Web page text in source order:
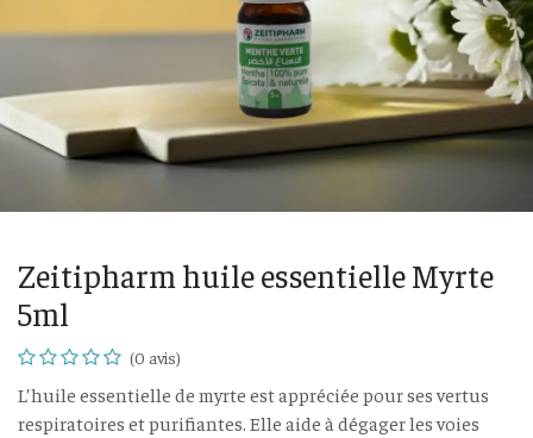
Zeitipharm huile essentielle Myrte
5ml
(0 avis)
L’huile essentielle de myrte est appréciée pour ses vertus
respiratoires et purifiantes. Elle aide à dégager les voies